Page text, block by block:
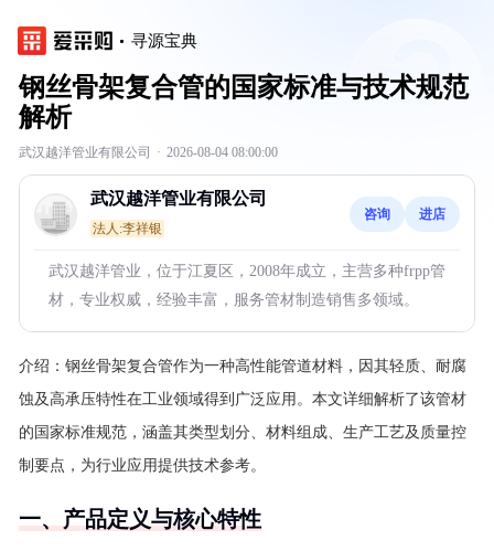
寻源宝典
钢丝骨架复合管的国家标准与技术规范
解析
武汉越洋管业有限公司 · 2026-08-04 08:00:00
武汉越洋管业有限公司
法人:李祥银
咨询 进店
武汉越洋管业，位于江夏区，2008年成立，主营多种frpp管
材，专业权威，经验丰富，服务管材制造销售多领域。
介绍： 钢丝骨架复合管作为一种高性能管道材料，因其轻质、耐腐
蚀及高承压特性在工业领域得到广泛应用。本文详细解析了该管材
的国家标准规范，涵盖其类型划分、材料组成、生产工艺及质量控
制要点，为行业应用提供技术参考。
一、产品定义与核心特性